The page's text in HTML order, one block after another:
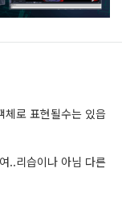
체로 표현될수는 있읍
..리습이나 아님 다른